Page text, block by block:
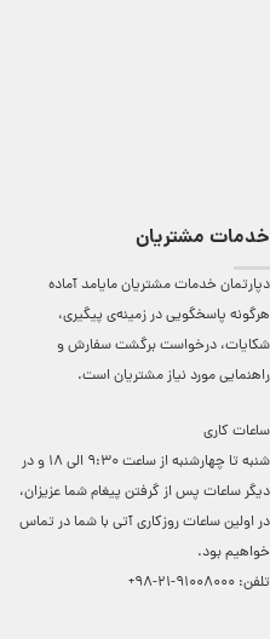
خدمات مشتریان
دپارتمان خدمات مشتریان مایامد آماده
هرگونه پاسخگویی در زمینه‌ی پیگیری،
شکایات، درخواست برگشت سفارش و
راهنمایی مورد نیاز مشتریان است.
ساعات کاری
شنبه تا چهارشنبه از ساعت 9:30 الی 18 و در
دیگر ساعات ‌پس از گرفتن پیغام شما عزیزان،
در اولین ساعات روزکاری آتی با شما در تماس
خواهیم بود.
تلفن: 91008000-21-98+